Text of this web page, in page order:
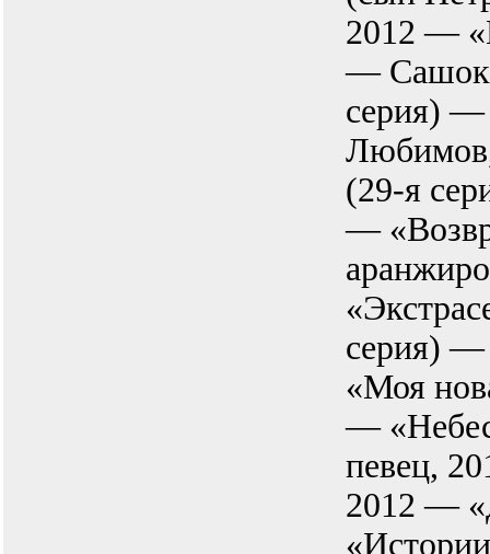
2012 —
—
серия) —
(29-я
—
серия)
«Моя
—
певец,
2012 —